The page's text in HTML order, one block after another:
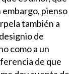
embargo, pienso
también a
de
como a un
de que